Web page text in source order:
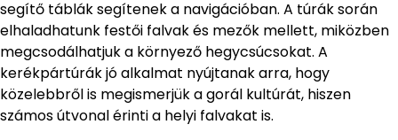
segítő táblák segítenek a navigációban. A túrák során
elhaladhatunk festői falvak és mezők mellett, miközben
megcsodálhatjuk a környező hegycsúcsokat. A
kerékpártúrák jó alkalmat nyújtanak arra, hogy
közelebbről is megismerjük a gorál kultúrát, hiszen
számos útvonal érinti a helyi falvakat is.